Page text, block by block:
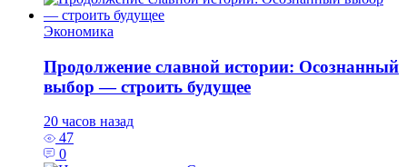
Экономика
Продолжение славной истории: Осознанный
выбор — строить будущее
20 часов назад
47
0